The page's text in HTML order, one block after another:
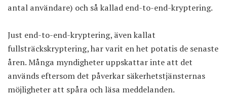
antal användare) och så kallad end-to-end-kryptering.
Just end-to-end-kryptering, även kallat
fullsträckskryptering, har varit en het potatis de senaste
åren. Många myndigheter uppskattar inte att det
används eftersom det påverkar säkerhetstjänsternas
möjligheter att spåra och läsa meddelanden.